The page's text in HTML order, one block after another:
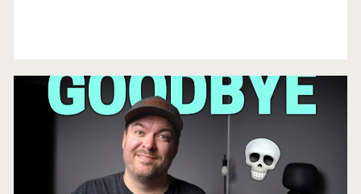
Catégorie :
<span>S.A.R.A.H.
</span>